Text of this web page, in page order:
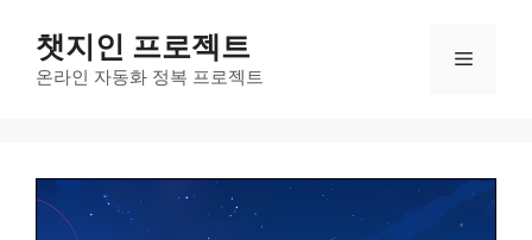
챗지인 프로젝트
온라인 자동화 정복 프로젝트
메